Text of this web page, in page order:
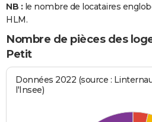
NB : le nombre de locataires
HLM.
Nombre de pièces des
Petit
Données 2022 (source :
l'Insee)